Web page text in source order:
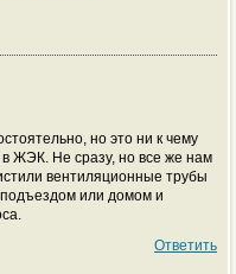
но это ни к чему
ЖЭК. Не сразу, но все же нам
вентиляционные трубы
или домом и
Ответить